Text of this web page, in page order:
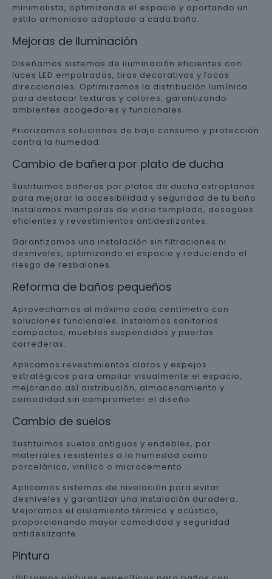
minimalista, optimizando el espacio y aportando un
estilo armonioso adaptado a cada baño.
Mejoras de iluminación
Diseñamos sistemas de iluminación eficientes con
luces LED empotradas, tiras decorativas y focos
direccionales. Optimizamos la distribución lumínica
para destacar texturas y colores, garantizando
ambientes acogedores y funcionales.
Priorizamos soluciones de bajo consumo y protección
contra la humedad.
Cambio de bañera por plato de ducha
Sustituimos bañeras por platos de ducha extraplanos
para mejorar la accesibilidad y seguridad de tu baño.
Instalamos mamparas de vidrio templado, desagües
eficientes y revestimientos antideslizantes.
Garantizamos una instalación sin filtraciones ni
desniveles, optimizando el espacio y reduciendo el
riesgo de resbalones.
Reforma de baños pequeños
Aprovechamos al máximo cada centímetro con
soluciones funcionales. Instalamos sanitarios
compactos, muebles suspendidos y puertas
correderas.
Aplicamos revestimientos claros y espejos
estratégicos para ampliar visualmente el espacio,
mejorando así distribución, almacenamiento y
comodidad sin comprometer el diseño.
Cambio de suelos
Sustituimos suelos antiguos y endebles, por
materiales resistentes a la humedad como
porcelánico, vinílico o microcemento.
Aplicamos sistemas de nivelación para evitar
desniveles y garantizar una instalación duradera.
Mejoramos el aislamiento térmico y acústico,
proporcionando mayor comodidad y seguridad
antideslizante.
Pintura